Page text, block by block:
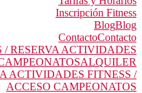
Inscripción Fitness
BlogBlog
ContactoContacto
/ RESERVA ACTIVIDADES
ALQUILER
ACTIVIDADES FITNESS /
ACCESO CAMPEONATOS